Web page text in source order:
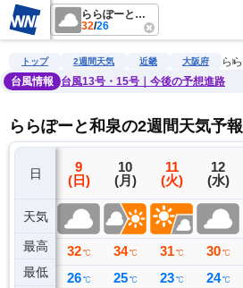
ららぽーと和泉
32/26
雨雲レーダー 台風情報 地震情報
トップ 2週間天気 近畿 大阪府
ら
台風情報
台風13号・15号｜今後の予想進路
ららぽーと和泉の2週間天気予報
日
天気
最高
最低
8
(土)
34 ℃
25 ℃
9
(日)
32 ℃
26 ℃
10
(月)
34 ℃
25 ℃
11
(火)
31 ℃
23 ℃
12
(水)
30 ℃
24 ℃